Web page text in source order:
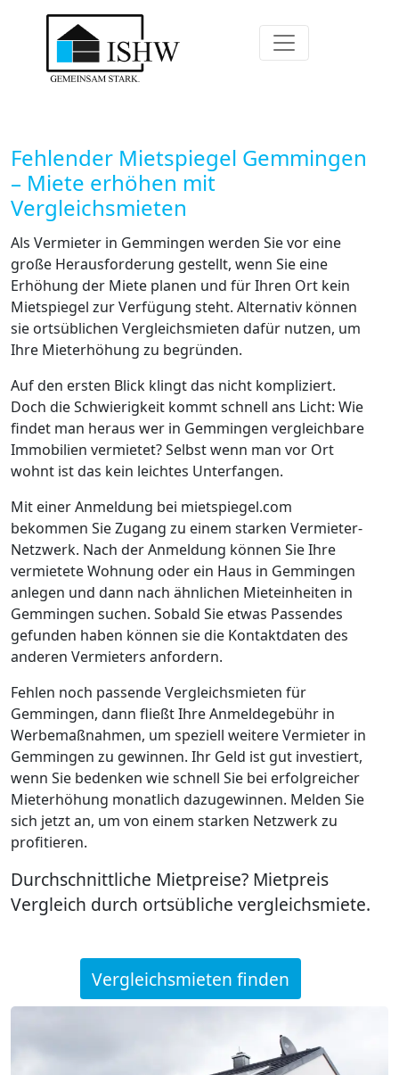
Fehlender Mietspiegel Gemmingen
– Miete erhöhen mit
Vergleichsmieten
Als Vermieter in Gemmingen werden Sie vor eine
große Herausforderung gestellt, wenn Sie eine
Erhöhung der Miete planen und für Ihren Ort kein
Mietspiegel zur Verfügung steht. Alternativ können
sie ortsüblichen Vergleichsmieten dafür nutzen, um
Ihre Mieterhöhung zu begründen.
Auf den ersten Blick klingt das nicht kompliziert.
Doch die Schwierigkeit kommt schnell ans Licht: Wie
findet man heraus wer in Gemmingen vergleichbare
Immobilien vermietet? Selbst wenn man vor Ort
wohnt ist das kein leichtes Unterfangen.
Mit einer Anmeldung bei mietspiegel.com
bekommen Sie Zugang zu einem starken Vermieter-
Netzwerk. Nach der Anmeldung können Sie Ihre
vermietete Wohnung oder ein Haus in Gemmingen
anlegen und dann nach ähnlichen Mieteinheiten in
Gemmingen suchen. Sobald Sie etwas Passendes
gefunden haben können sie die Kontaktdaten des
anderen Vermieters anfordern.
Fehlen noch passende Vergleichsmieten für
Gemmingen, dann fließt Ihre Anmeldegebühr in
Werbemaßnahmen, um speziell weitere Vermieter in
Gemmingen zu gewinnen. Ihr Geld ist gut investiert,
wenn Sie bedenken wie schnell Sie bei erfolgreicher
Mieterhöhung monatlich dazugewinnen. Melden Sie
sich jetzt an, um von einem starken Netzwerk zu
profitieren.
Durchschnittliche Mietpreise? Mietpreis
Vergleich durch ortsübliche vergleichsmiete.
Vergleichsmieten finden